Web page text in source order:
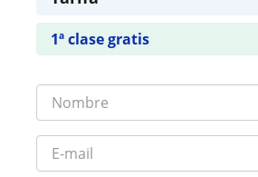
1ª clase gratis